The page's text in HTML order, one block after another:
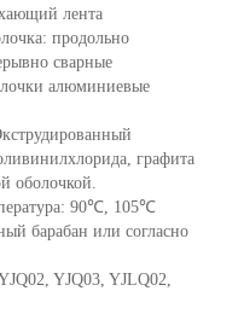
лента
продольно
сварные
алюминиевые
графита
оболочкой.
90℃, 105℃
барабан или согласно
YJQ03, YJLQ02,